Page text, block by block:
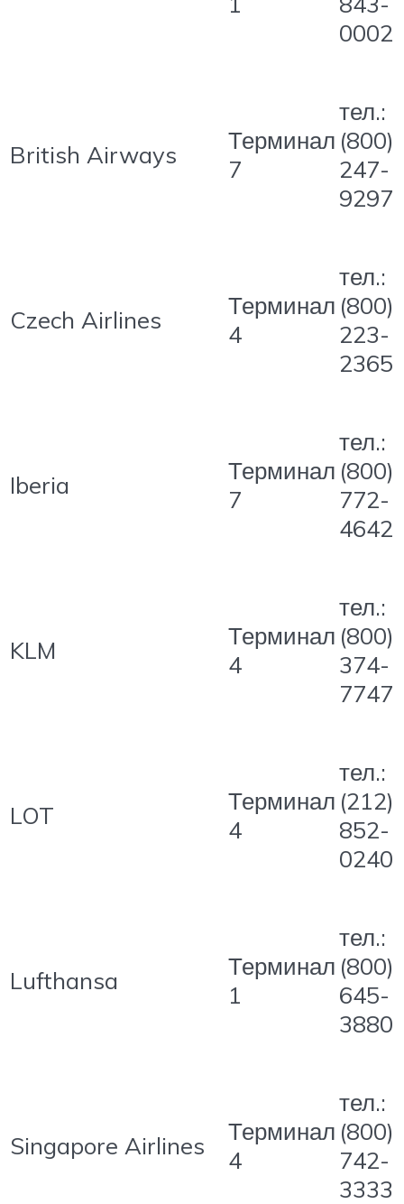
0002
British Airways
Терминал
7
тел.:
(800)
247-
9297
Czech Airlines
Терминал
4
тел.:
(800)
223-
2365
Iberia
Терминал
7
тел.:
(800)
772-
4642
KLM
Терминал
4
тел.:
(800)
374-
7747
LOT
Терминал
4
тел.:
(212)
852-
0240
Lufthansa
Терминал
1
тел.:
(800)
645-
3880
Singapore Airlines
Терминал
4
тел.:
(800)
742-
3333